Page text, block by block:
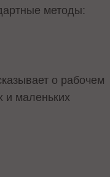
методы:
о рабочем
и маленьких